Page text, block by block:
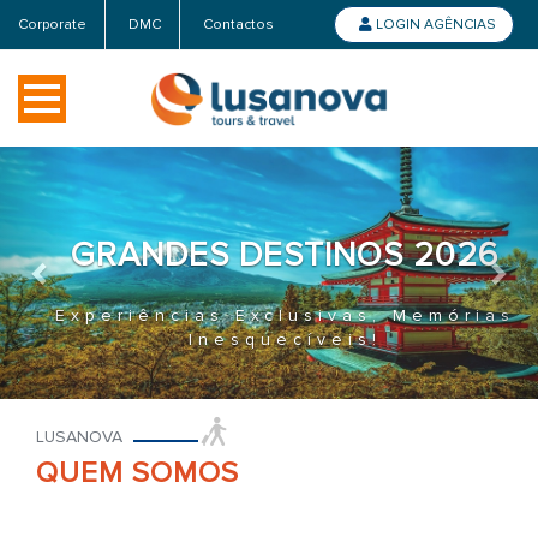
Corporate DMC Contactos LOGIN AGÊNCIAS
2026 MADEIRA 2026
A Natureza em Toda a Sua
no Atlântico
Previous
LUSANOVA
QUEM SOMOS